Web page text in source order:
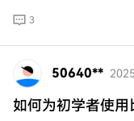
3
50640**
如何为初学者使